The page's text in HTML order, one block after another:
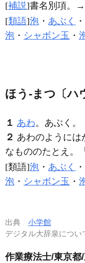
[補説]書名別項。→
[類語]泡 ・ あぶく ・
泡 ・ シャボン玉 ・
ほう‐まつ〔ハ
１ あわ。あぶく。
２ あわのようには
なもののたとえ。「
[類語]泡 ・ あぶく ・
泡 ・ シャボン玉 ・
出典 小学館
デジタル大辞泉につ
作業療法士/東京都